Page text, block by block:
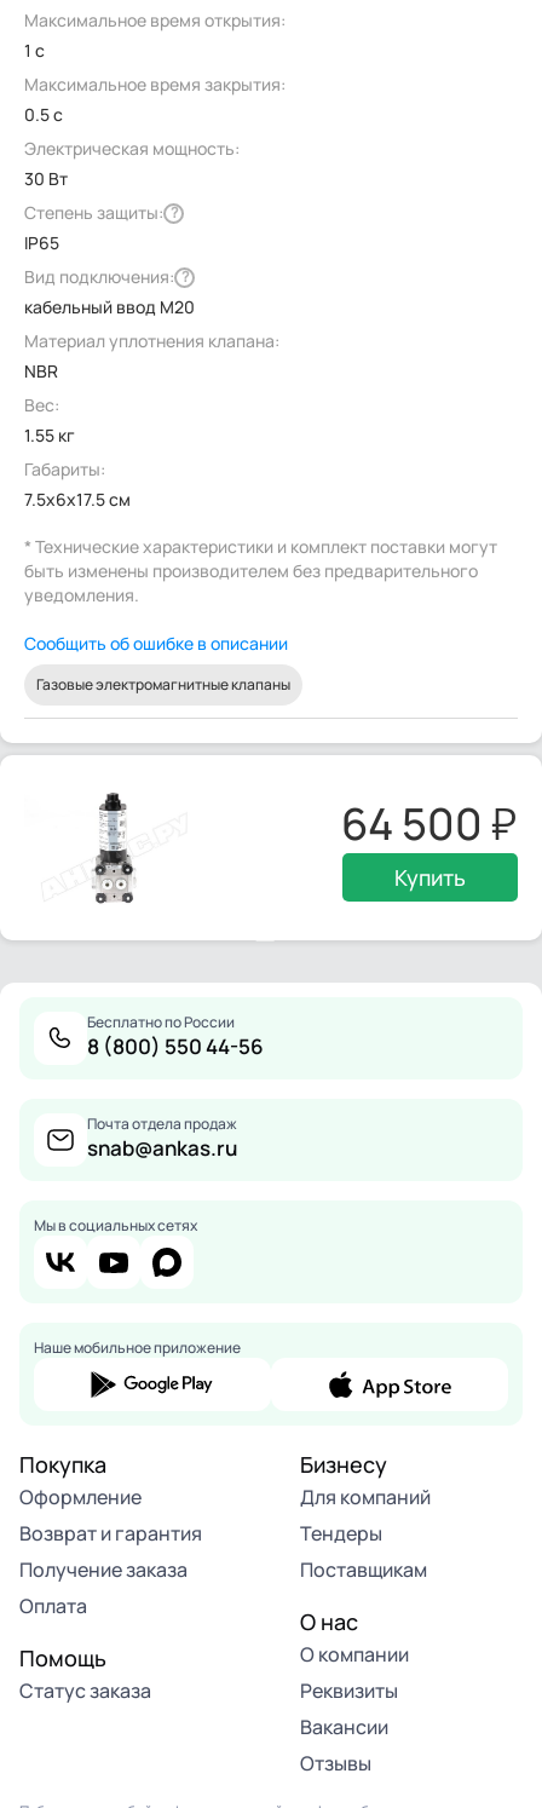
Максимальное время открытия:
1 с
Максимальное время закрытия:
0.5 с
Электрическая мощность:
30 Вт
Степень защиты: ?
IP65
Вид подключения: ?
кабельный ввод M20
Материал уплотнения клапана:
NBR
Вес:
1.55 кг
Габариты:
7.5x6x17.5 см
* Технические характеристики и комплект поставки могут
быть изменены производителем без предварительного
уведомления.
Сообщить об ошибке в описании
Газовые электромагнитные клапаны
64 500
Купить
Бесплатно по России
8 (800) 550 44-56
Почта отдела продаж
snab@ankas.ru
Мы в социальных сетях
Наше мобильное приложение
Покупка
Оформление
Возврат и гарантия
Получение заказа
Оплата
Помощь
Статус заказа
Бизнесу
Для компаний
Тендеры
Поставщикам
О нас
О компании
Реквизиты
Вакансии
Отзывы